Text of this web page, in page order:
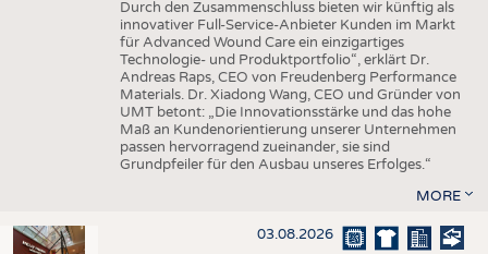
PUBLIKATIONENDurch den Zusammenschluss bieten wir künftig als
innovativer Full-Service-Anbieter Kunden im Markt
für Advanced Wound Care ein einzigartiges
Technologie- und Produktportfolio“, erklärt Dr.
Andreas Raps, CEO von Freudenberg Performance
Materials. Dr. Xiadong Wang, CEO und Gründer von
UMT betont: „Die Innovationsstärke und das hohe
Maß an Kundenorientierung unserer Unternehmen
passen hervorragend zueinander, sie sind
Grundpfeiler für den Ausbau unseres Erfolges.“
MORE
03.08.2026